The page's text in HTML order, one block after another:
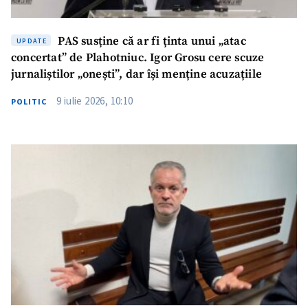
UPDATE
PAS susține că ar fi ținta unui „atac
concertat” de Plahotniuc. Igor Grosu cere scuze
jurnaliștilor „onești”, dar își menține acuzațiile
POLITIC 9 iulie 2026, 10:10